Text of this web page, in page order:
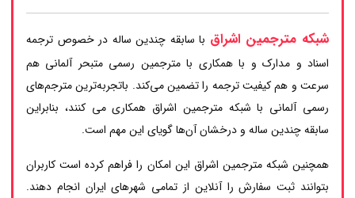
شبکه مترجمین اشراق با سابقه چندین ساله در خصوص ترجمه
اسناد و مدارک و با همکاری با مترجمین رسمی متبحر آلمانی هم
سرعت و هم کیفیت ترجمه را تضمین می‌کند. باتجربه‌ترین مترجم‌های
رسمی آلمانی با شبکه مترجمین اشراق همکاری می کنند، بنابراین
سابقه چندین ساله و درخشان آن‌ها گویای این مهم است.
همچنین شبکه مترجمین اشراق این امکان را فراهم کرده است کاربران
بتوانند ثبت سفارش را آنلاین از تمامی شهرهای ایران انجام دهند.